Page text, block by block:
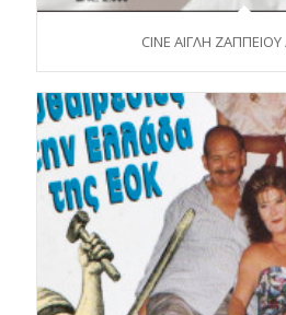
CINE ΑΙΓΛΗ